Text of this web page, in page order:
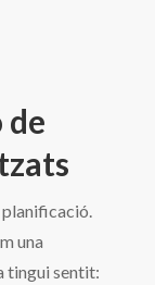
de
planificació.
una
tingui sentit: